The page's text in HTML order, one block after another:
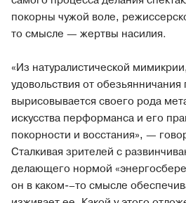
покорны чужой воле,
то смысле — жертвы насилия.
«Из натуралистической
удовольствия от
вырисовывается своего рода
искусства перформанса и его
покорности и восстания», —
Сталкивая зрителей с
делающего нормой
он в каком-–то смысле